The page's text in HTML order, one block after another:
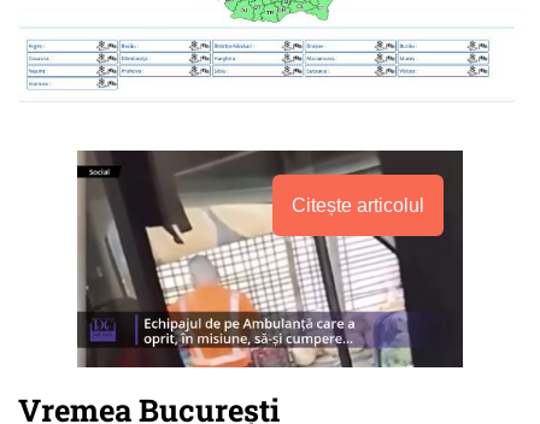
Citește articolul
Vremea București